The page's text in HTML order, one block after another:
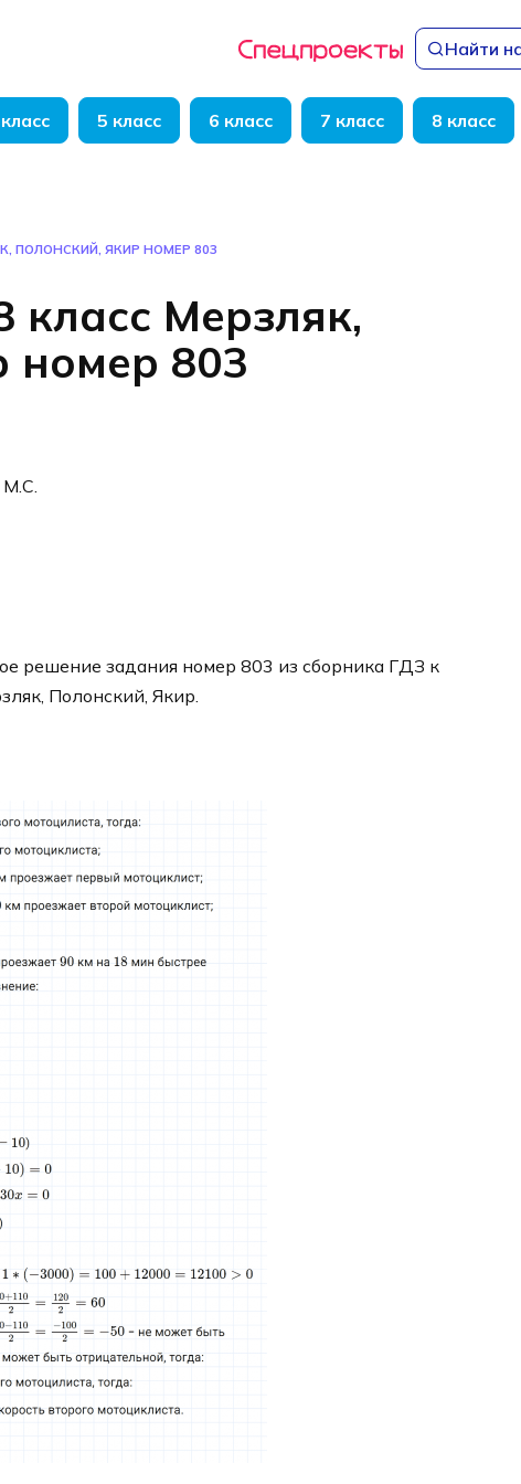
Найти
5 класс 6 класс 7 класс 8 класс
ПОЛОНСКИЙ, ЯКИР НОМЕР 803
класс Мерзляк,
номер 803
М.С.
решение задания номер 803 из сборника ГДЗ к
Полонский, Якир.